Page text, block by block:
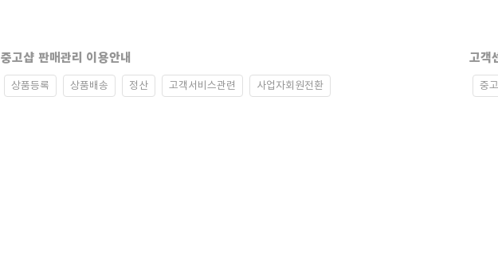
중고샵 판매관리 이용안내
상품등록 상품배송 정산 고객서비스관련 사업자회원전환
고객
중